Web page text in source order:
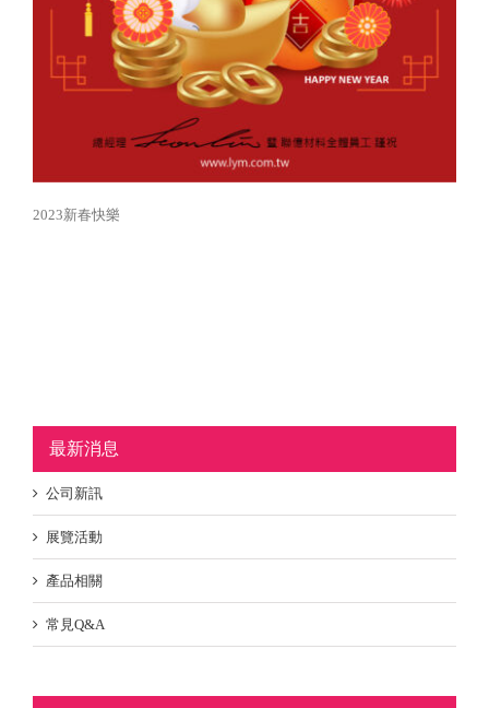
2023新春快樂
最新消息
公司新訊
展覽活動
產品相關
常見Q&A